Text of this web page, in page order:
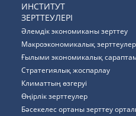
ИНСТИТУТ
ЗЕРТТЕУЛЕРІ
Әлемдік экономиканы зерттеу
Макроэкономикалық зерттеулер
Ғылыми экономикалық
Стратегиялық жоспарлау
Климаттың өзгеруі
Өңірлік зерттеулер
Бәсекелес ортаны зерттеу